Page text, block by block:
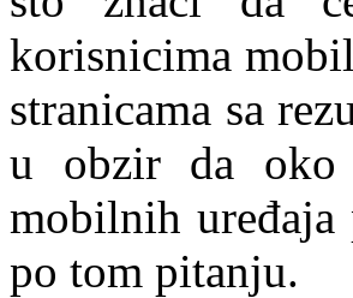
korisnicima
stranicama sa
u obzir da oko
mobilnih uređaja
po tom pitanju.